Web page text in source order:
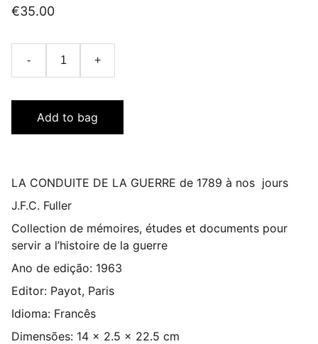
€35.00
- +
Add to bag
LA CONDUITE DE LA GUERRE de 1789 à nos jours
J.F.C. Fuller
Collection de mémoires, études et documents pour
servir a l’histoire de la guerre
Ano de edição: 1963
Editor: Payot, Paris
Idioma: Francês
Dimensões: 14 x 2.5 x 22.5 cm